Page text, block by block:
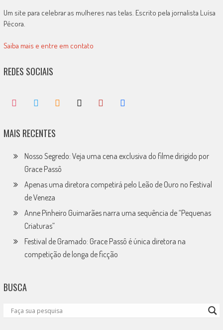
Um site para celebrar as mulheres nas telas. Escrito pela jornalista Luísa
Pécora.
Saiba mais e entre em contato
REDES SOCIAIS
MAIS RECENTES
Nosso Segredo: Veja uma cena exclusiva do filme dirigido por
Grace Passô
Apenas uma diretora competirá pelo Leão de Ouro no Festival
de Veneza
Anne Pinheiro Guimarães narra uma sequência de “Pequenas
Criaturas”
Festival de Gramado: Grace Passô é única diretora na
competição de longa de ficção
BUSCA